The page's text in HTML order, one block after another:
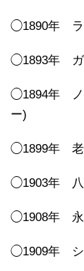
◯1890年 ラ
◯1893年 ガ
◯1894年 ノ
ー)
◯1899年 老
◯1903年 八
◯1908年 永
◯1909年 シ